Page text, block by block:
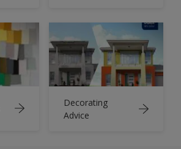
Decorating
Advice